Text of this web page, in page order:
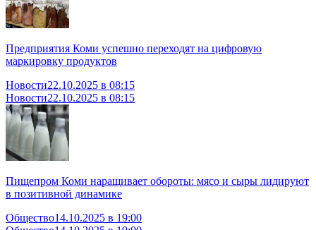
Предприятия Коми успешно переходят на цифровую
маркировку продуктов
Новости22.10.2025 в 08:15
Новости22.10.2025 в 08:15
Пищепром Коми наращивает обороты: мясо и сыры лидируют
в позитивной динамике
Общество14.10.2025 в 19:00